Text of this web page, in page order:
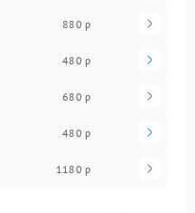
880 р
480 р
680 р
480 р
1180 р